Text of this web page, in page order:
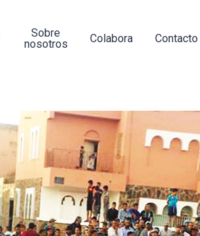
Sobre
nosotros
Colabora Contacto